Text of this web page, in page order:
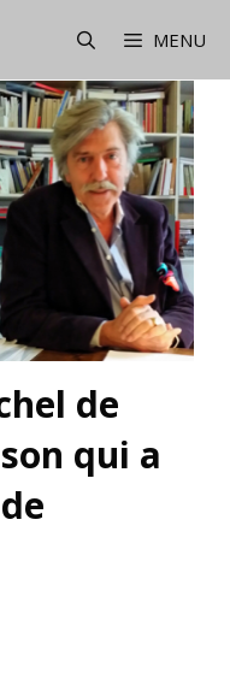
MENU
de
qui a